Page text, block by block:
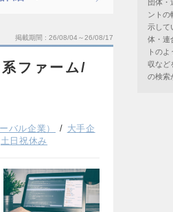
掲載期間 26/08/04～26/08/17
ファーム/
バル企業）
大手企
土日祝休み
団体・
ントの
示して
体・連
トの
収など
の検索